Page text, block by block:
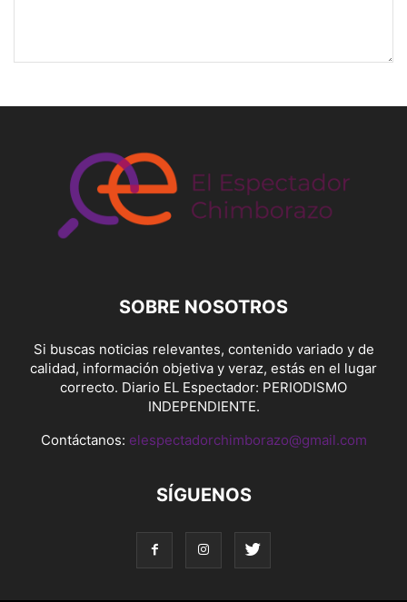
SOBRE NOSOTROS
Si buscas noticias relevantes, contenido variado y de
calidad, información objetiva y veraz, estás en el lugar
correcto. Diario EL Espectador: PERIODISMO
INDEPENDIENTE.
Contáctanos: elespectadorchimborazo@gmail.com
SÍGUENOS